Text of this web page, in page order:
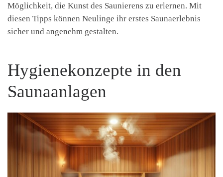
Möglichkeit, die Kunst des Saunierens zu erlernen. Mit
diesen Tipps können Neulinge ihr erstes Saunaerlebnis
sicher und angenehm gestalten.
Hygienekonzepte in den
Saunaanlagen